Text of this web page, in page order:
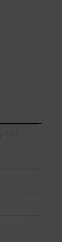
, Vert